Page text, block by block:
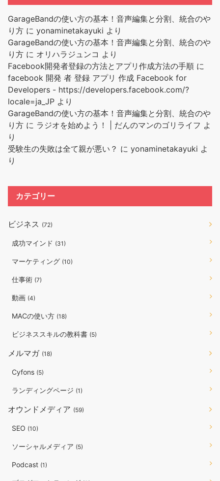
GarageBandの使い方の基本！音声編集と分割、統合のや
り方 に yonaminetakayuki より
GarageBandの使い方の基本！音声編集と分割、統合のや
り方 に オリハラジュンコ より
Facebook開発者登録の方法とアプリ作成方法の手順 に
facebook 開発 者 登録 アプリ 作成 Facebook for
Developers - https://developers.facebook.com/?
locale=ja_JP より
GarageBandの使い方の基本！音声編集と分割、統合のや
り方 に ラジオを始めよう！ | だんのマンのゴリライフ よ
り
受験生の失敗は全て親が悪い？ に yonaminetakayuki よ
り
カテゴリー
ビジネス (72)
成功マインド (31)
マーケティング (10)
仕事術 (7)
動画 (4)
MACの使い方 (18)
ビジネススキルの教科書 (5)
メルマガ (18)
Cyfons (5)
ランディングページ (1)
オウンドメディア (59)
SEO (10)
ソーシャルメディア (5)
Podcast (1)